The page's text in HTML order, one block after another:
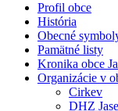
Profil obce
História
Obecné
Pamätné listy
Kronika obce
Organizácie v
Cirkev
DHZ